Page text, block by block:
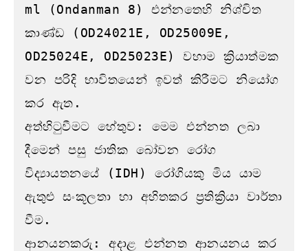
ml (Ondanman 8) එන්නතෙහි නිශ්චිත
කාණ්ඩ (OD24021E, OD25009E,
OD25024E, OD25023E) වහාම ක්‍රියාත්මක
වන පරිදි භාවිතයෙන් ඉවත් කිරීමට නියෝග
කර ඇත.
අත්හිටුවීමට හේතුව: මෙම එන්නත ලබා
දීමෙන් පසු ජාතික බෝවන රෝග
විද්‍යායතනයේ (IDH) රෝගියකු මිය යාම
ඇතුළු සංකූලතා හා අහිතකර ප්‍රතික්‍රියා වාර්තා
වීම.
ආනයනකරු: අදාළ එන්නත ආනයනය කර